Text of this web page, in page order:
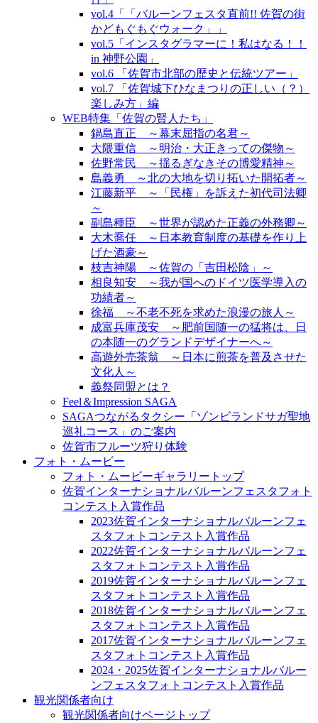
vol.4「「バルーンフェスタ直前!! 佐賀の街
かどもぐもぐウォーク」」
vol.5「インスタグラマーに！私はなる！！
in 神野公園」
vol.6 「佐賀市北部の歴史と伝統ツアー」
vol.7 「佐賀城下ひなまつりの正しい（？）
楽しみ方」編
WEB特集「佐賀の賢人たち」
鍋島直正 ～幕末屈指の名君～
大隈重信 ～明治・大正きっての傑物～
佐野常民 ～揺るぎなきその博愛精神～
島義勇 ～北の大地を切り拓いた開拓者～
江藤新平 ～「民権」を訴えた初代司法卿
～
副島種臣 ～世界が認めた正義の外務卿～
大木喬任 ～日本教育制度の基礎を作り上
げた酒豪～
枝吉神陽 ～佐賀の「吉田松陰」～
相良知安 ～我が国へのドイツ医学導入の
功績者～
徐福 ～不老不死を求めた浪漫の旅人～
成富兵庫茂安 ～肥前国随一の猛将は、日
の本随一のグランドデザイナーへ～
高遊外売茶翁 ～日本に煎茶を普及させた
文化人～
義祭同盟とは？
Feel＆Impression SAGA
SAGAつながるタクシー「ゾンビランドサガ聖地
巡礼コース」のご案内
佐賀市フルーツ狩り体験
フォト・ムービー
フォト・ムービーギャラリートップ
佐賀インターナショナルバルーンフェスタフォト
コンテスト入賞作品
2023佐賀インターナショナルバルーンフェ
スタフォトコンテスト入賞作品
2022佐賀インターナショナルバルーンフェ
スタフォトコンテスト入賞作品
2019佐賀インターナショナルバルーンフェ
スタフォトコンテスト入賞作品
2018佐賀インターナショナルバルーンフェ
スタフォトコンテスト入賞作品
2017佐賀インターナショナルバルーンフェ
スタフォトコンテスト入賞作品
2024・2025佐賀インターナショナルバルー
ンフェスタフォトコンテスト入賞作品
観光関係者向け
観光関係者向けページトップ